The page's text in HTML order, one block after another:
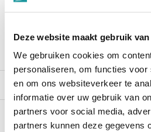
Deze website maakt gebruik
We gebruiken cookies om
personaliseren, om functies voor
en om ons websiteverkeer te
informatie over uw gebruik van
partners voor social media,
partners kunnen deze gegevens
Productomschrijving
Reviews